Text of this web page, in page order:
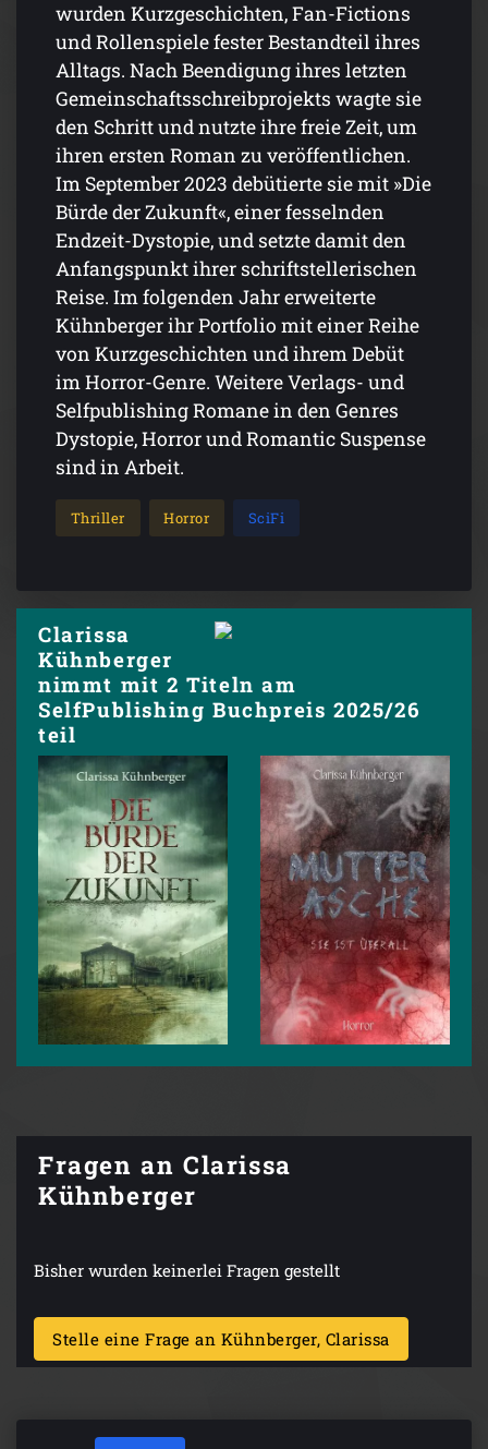
wurden Kurzgeschichten, Fan-Fictions
und Rollenspiele fester Bestandteil ihres
Alltags. Nach Beendigung ihres letzten
Gemeinschaftsschreibprojekts wagte sie
den Schritt und nutzte ihre freie Zeit, um
ihren ersten Roman zu veröffentlichen.
Im September 2023 debütierte sie mit »Die
Bürde der Zukunft«, einer fesselnden
Endzeit-Dystopie, und setzte damit den
Anfangspunkt ihrer schriftstellerischen
Reise. Im folgenden Jahr erweiterte
Kühnberger ihr Portfolio mit einer Reihe
von Kurzgeschichten und ihrem Debüt
im Horror-Genre. Weitere Verlags- und
Selfpublishing Romane in den Genres
Dystopie, Horror und Romantic Suspense
sind in Arbeit.
Thriller Horror SciFi
Clarissa
Kühnberger
nimmt mit 2 Titeln am
SelfPublishing Buchpreis 2025/26
teil
Fragen an Clarissa
Kühnberger
Bisher wurden keinerlei Fragen gestellt
Stelle eine Frage an Kühnberger, Clarissa